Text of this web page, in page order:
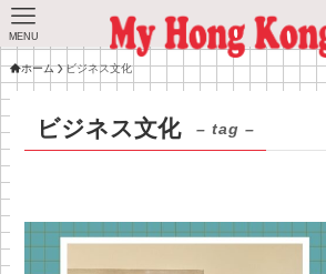
MENU
ホーム ビジネス文化
ビジネス文化 – tag –